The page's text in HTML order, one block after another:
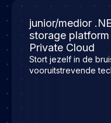
junior/medior
storage
Private Cloud
Stort jezelf in de
vooruitstrevende